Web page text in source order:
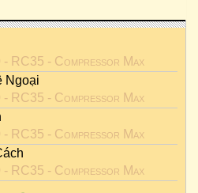
RC35 - Compressor Max
Ngoại
RC35 - Compressor Max
RC35 - Compressor Max
RC35 - Compressor Max